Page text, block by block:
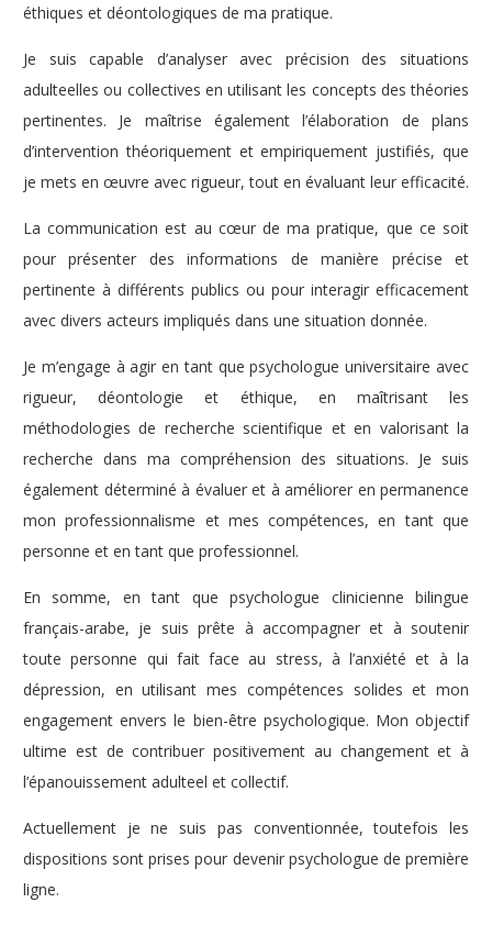
éthiques et déontologiques de ma pratique.
Je suis capable d’analyser avec précision des situations
adulteelles ou collectives en utilisant les concepts des théories
pertinentes. Je maîtrise également l’élaboration de plans
d’intervention théoriquement et empiriquement justifiés, que
je mets en œuvre avec rigueur, tout en évaluant leur efficacité.
La communication est au cœur de ma pratique, que ce soit
pour présenter des informations de manière précise et
pertinente à différents publics ou pour interagir efficacement
avec divers acteurs impliqués dans une situation donnée.
Je m’engage à agir en tant que psychologue universitaire avec
rigueur, déontologie et éthique, en maîtrisant les
méthodologies de recherche scientifique et en valorisant la
recherche dans ma compréhension des situations. Je suis
également déterminé à évaluer et à améliorer en permanence
mon professionnalisme et mes compétences, en tant que
personne et en tant que professionnel.
En somme, en tant que psychologue clinicienne bilingue
français-arabe, je suis prête à accompagner et à soutenir
toute personne qui fait face au stress, à l’anxiété et à la
dépression, en utilisant mes compétences solides et mon
engagement envers le bien-être psychologique. Mon objectif
ultime est de contribuer positivement au changement et à
l’épanouissement adulteel et collectif.
Actuellement je ne suis pas conventionnée, toutefois les
dispositions sont prises pour devenir psychologue de première
ligne.